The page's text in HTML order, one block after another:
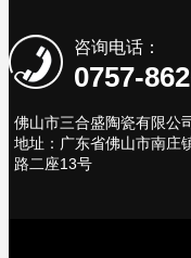
咨询电话：
0757-
佛山市三合盛陶瓷有限公
地址：广东省佛山市南庄
路二座13号